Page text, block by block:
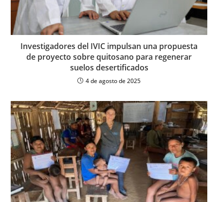
Investigadores del IVIC impulsan una propuesta
de proyecto sobre quitosano para regenerar
suelos desertificados
4 de agosto de 2025